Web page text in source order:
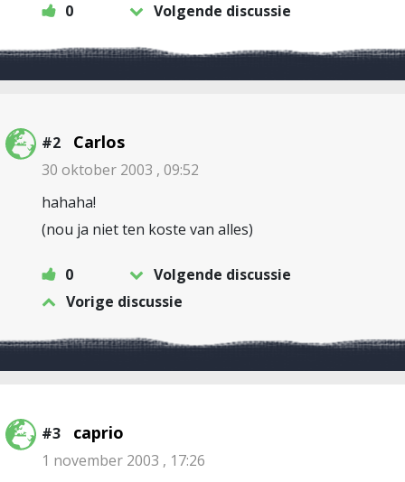
0 Volgende discussie
#2 Carlos
30 oktober 2003 , 09:52
hahaha!
(nou ja niet ten koste van alles)
0
Volgende discussie
Vorige discussie
#3 caprio
1 november 2003 , 17:26